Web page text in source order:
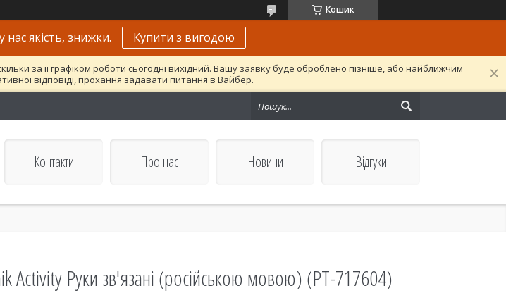
Кошик
у нас якість, знижки. Купити з вигодою
за її графіком роботи сьогодні вихідний. Вашу заявку буде оброблено пізніше, або найближчим
відповіді, прохання задавати питання в Вайбер.
Контакти Про нас Новини Відгуки
Activity Руки зв'язані (російською мовою) (PT-717604)